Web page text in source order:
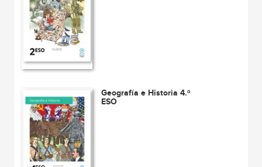
Geografía e Historia 4.º
ESO